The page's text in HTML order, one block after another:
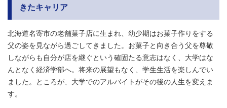
きたキャリア
北海道名寄市の老舗菓子店に生まれ、幼少期はお菓子作りをする
父の姿を見ながら過ごしてきました。お菓子と向き合う父を尊敬
しながらも自分が店を継ぐという確固たる意志はなく、大学はな
んとなく経済学部へ。将来の展望もなく、学生生活を楽しんでい
ました。ところが、大学でのアルバイトがその後の人生を変えま
す。